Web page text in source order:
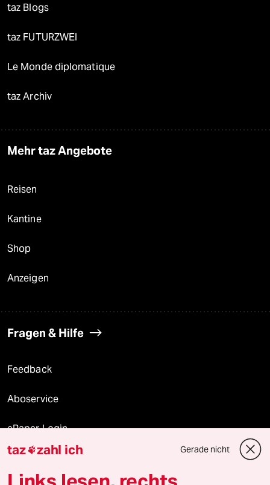
taz Blogs
taz FUTURZWEI
Le Monde diplomatique
taz Archiv
Mehr taz Angebote
Reisen
Kantine
Shop
Anzeigen
Fragen & Hilfe
Feedback
Aboservice
ePaper Login
Downloads für Abonnierende
taz zahl ich Gerade nicht